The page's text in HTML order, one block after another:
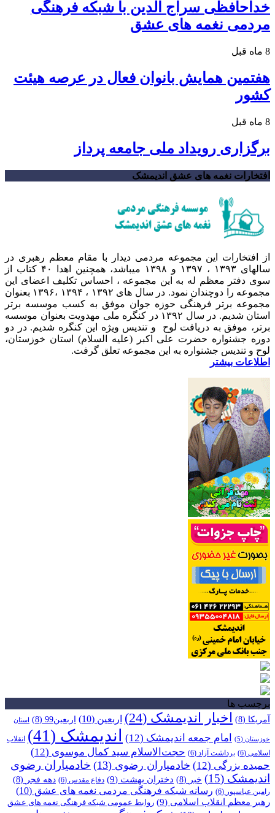
خداحافظی سراج الدین با شبکه فرهنگی
مردمی نغمه های عشق
8 ماه قبل
هفتمین همایش بانوان فعال در عرصه‌ هیئت
کشور
8 ماه قبل
برگزاری رویداد ملی جامعه پرداز
افتخارات نغمه های عشق اندیمشک
از افتخارات این مجموعه مردمی دیدار با مقام معظم رهبری در
سالهای ۱۳۹۳ ، ۱۳۹۷ و ۱۳۹۸ میباشد، همچنین اهدا ۴۰ کتاب از
سوی دفتر معظم له به این مجموعه ، احساس تکلیف اعضای این
مجموعه را دوچندان نمود. در سال های ۱۳۹۲ ، ۱۳۹۴ ،۱۳۹۶ بعنوان
مجموعه برتر فرهنگی حوزه جوان موفق به کسب موسسه برتر
استان شدیم. در سال ۱۳۹۲ در کنگره ملی مهدویت بعنوان موسسه
برتر، موفق به دریافت لوح و تندیس ویژه این کنگره شدیم. در دو
دوره جشنواره حضرت علی اکبر (علیه السلام) استان خوزستان،
لوح و تندیس جشنواره به این مجموعه تعلق گرفت.
اطلاعات بیشتر
برچسب ها
آمریکا (8) اخبار اندیمشک (24) اربعین (10) اربعین99 (8) استان
خوزستان (5) امام جمعه اندیمشک (12) اندیمشک (41)
انقلاب
اسلامی (6) برداشت آزاد (6) حجت‌الاسلام سید کمال موسوی (12)
حمیده بزرگی (12) خادمیاران رضوی (13)
خادمیاران رضوی
اندیمشک (15) خبر (8) دختران بهشت (9) دفاع مقدس (6) دهه فجر (8)
رامین عباسپور (6) رسانه شبکه فرهنگی مردمی نغمه های عشق (10)
رهبر معظم انقلاب اسلامی (9)
روابط عمومی شبکه فرهنگی نغمه های عشق